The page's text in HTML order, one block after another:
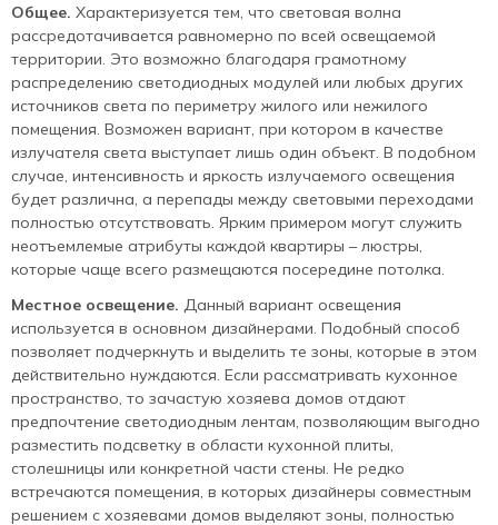
Общее. Характеризуется тем, что световая волна
рассредотачивается равномерно по всей освещаемой
территории. Это возможно благодаря грамотному
распределению светодиодных модулей или любых других
источников света по периметру жилого или нежилого
помещения. Возможен вариант, при котором в качестве
излучателя света выступает лишь один объект. В подобном
случае, интенсивность и яркость излучаемого освещения
будет различна, а перепады между световыми переходами
полностью отсутствовать. Ярким примером могут служить
неотъемлемые атрибуты каждой квартиры – люстры,
которые чаще всего размещаются посередине потолка.
Местное освещение. Данный вариант освещения
используется в основном дизайнерами. Подобный способ
позволяет подчеркнуть и выделить те зоны, которые в этом
действительно нуждаются. Если рассматривать кухонное
пространство, то зачастую хозяева домов отдают
предпочтение светодиодным лентам, позволяющим выгодно
разместить подсветку в области кухонной плиты,
столешницы или конкретной части стены. Не редко
встречаются помещения, в которых дизайнеры совместным
решением с хозяевами домов выделяют зоны, полностью